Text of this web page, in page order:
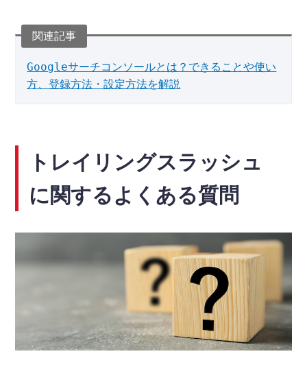
Googleサーチコンソールとは？できることや使い
方、登録方法・設定方法を解説
トレイリングスラッシュ
に関するよくある質問